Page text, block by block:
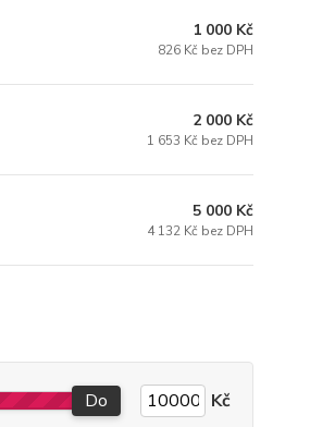
1 000 Kč
826 Kč bez DPH
2 000 Kč
1 653 Kč bez DPH
5 000 Kč
4 132 Kč bez DPH
Do Kč